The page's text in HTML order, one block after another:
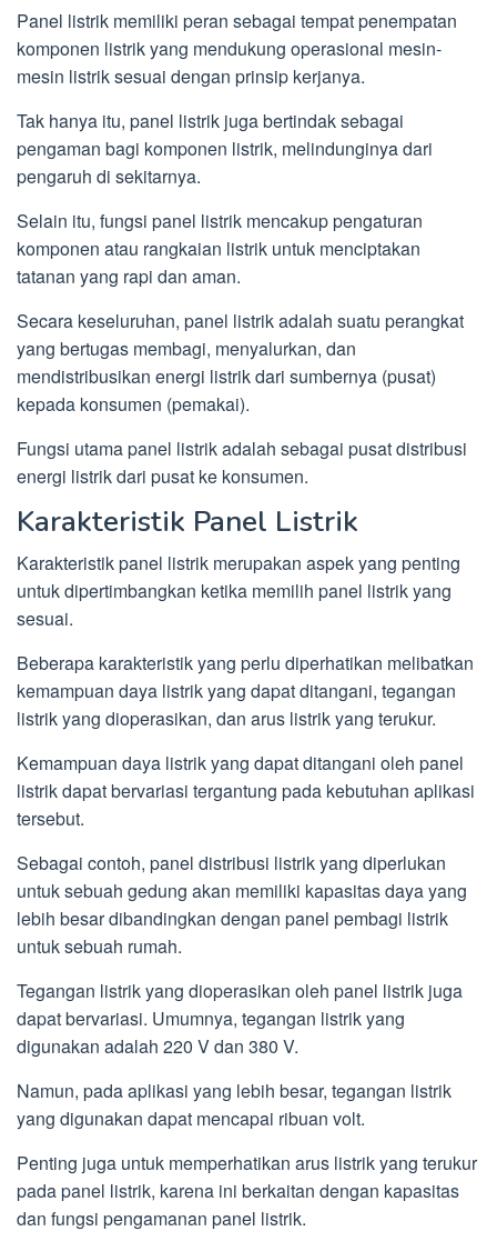
Panel listrik memiliki peran sebagai tempat penempatan
komponen listrik yang mendukung operasional mesin-
mesin listrik sesuai dengan prinsip kerjanya.
Tak hanya itu, panel listrik juga bertindak sebagai
pengaman bagi komponen listrik, melindunginya dari
pengaruh di sekitarnya.
Selain itu, fungsi panel listrik mencakup pengaturan
komponen atau rangkaian listrik untuk menciptakan
tatanan yang rapi dan aman.
Secara keseluruhan, panel listrik adalah suatu perangkat
yang bertugas membagi, menyalurkan, dan
mendistribusikan energi listrik dari sumbernya (pusat)
kepada konsumen (pemakai).
Fungsi utama panel listrik adalah sebagai pusat distribusi
energi listrik dari pusat ke konsumen.
Karakteristik Panel Listrik
Karakteristik panel listrik merupakan aspek yang penting
untuk dipertimbangkan ketika memilih panel listrik yang
sesuai.
Beberapa karakteristik yang perlu diperhatikan melibatkan
kemampuan daya listrik yang dapat ditangani, tegangan
listrik yang dioperasikan, dan arus listrik yang terukur.
Kemampuan daya listrik yang dapat ditangani oleh panel
listrik dapat bervariasi tergantung pada kebutuhan aplikasi
tersebut.
Sebagai contoh, panel distribusi listrik yang diperlukan
untuk sebuah gedung akan memiliki kapasitas daya yang
lebih besar dibandingkan dengan panel pembagi listrik
untuk sebuah rumah.
Tegangan listrik yang dioperasikan oleh panel listrik juga
dapat bervariasi. Umumnya, tegangan listrik yang
digunakan adalah 220 V dan 380 V.
Namun, pada aplikasi yang lebih besar, tegangan listrik
yang digunakan dapat mencapai ribuan volt.
Penting juga untuk memperhatikan arus listrik yang terukur
pada panel listrik, karena ini berkaitan dengan kapasitas
dan fungsi pengamanan panel listrik.